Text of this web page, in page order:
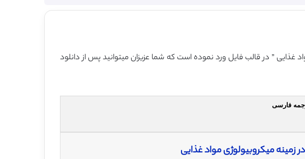
غذایی ” در قالب فایل ورد نموده است که شما عزیزان میتوانید پس از دانلود
فارسی
میکروبیولوژی مواد غذایی